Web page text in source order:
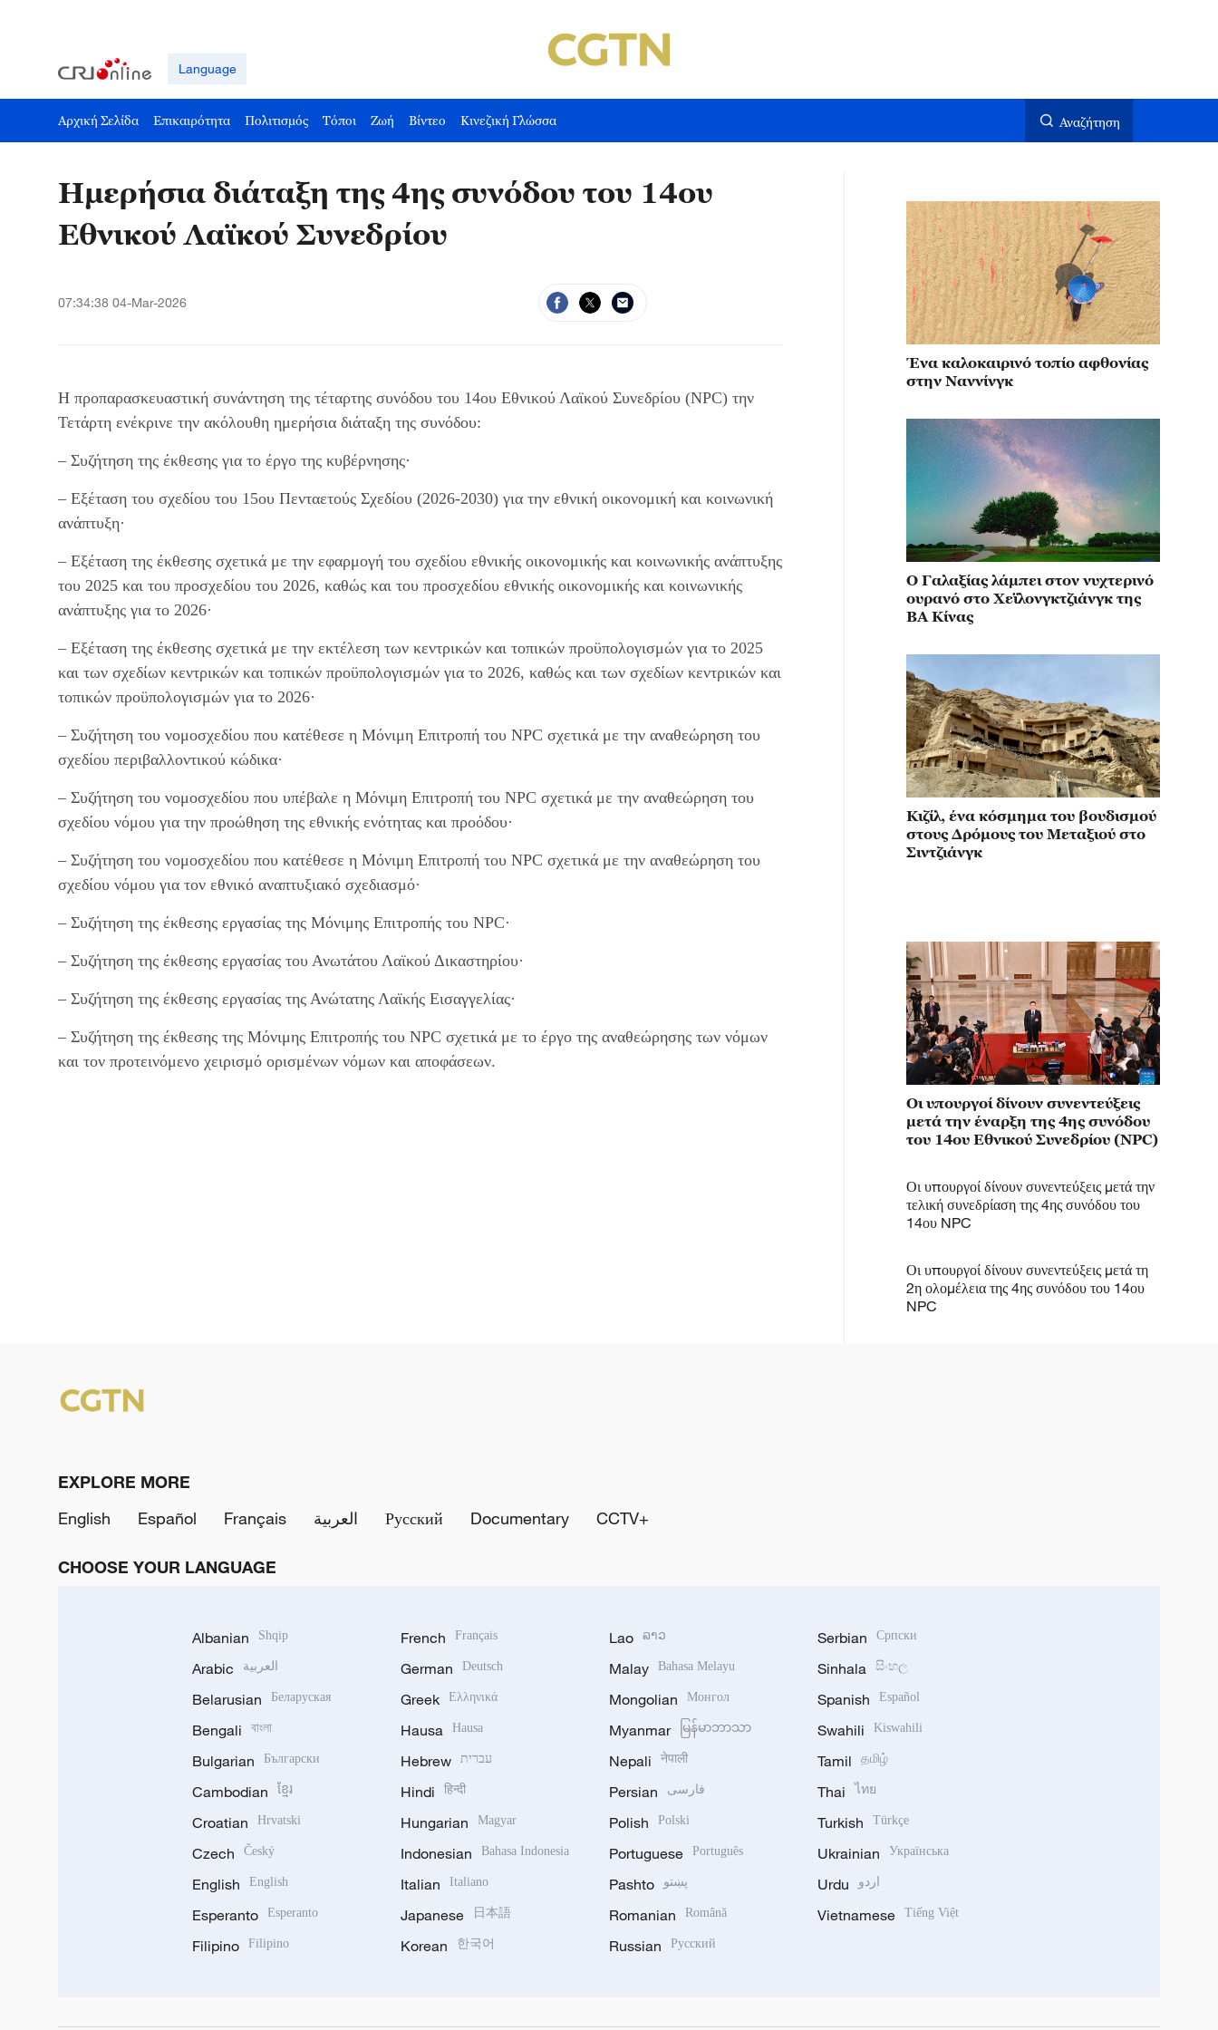
Language
Αρχική Σελίδα Επικαιρότητα Πολιτισμός Τόποι Ζωή Βίντεο Κινεζική Γλώσσα Αναζήτηση
Ημερήσια διάταξη της 4ης συνόδου του 14ου
Εθνικού Λαϊκού Συνεδρίου
07:34:38 04-Mar-2026
Η προπαρασκευαστική συνάντηση της τέταρτης συνόδου του 14ου Εθνικού Λαϊκού Συνεδρίου (NPC) την
Τετάρτη ενέκρινε την ακόλουθη ημερήσια διάταξη της συνόδου:
– Συζήτηση της έκθεσης για το έργο της κυβέρνησης·
– Εξέταση του σχεδίου του 15ου Πενταετούς Σχεδίου (2026-2030) για την εθνική οικονομική και κοινωνική
ανάπτυξη·
– Εξέταση της έκθεσης σχετικά με την εφαρμογή του σχεδίου εθνικής οικονομικής και κοινωνικής ανάπτυξης
του 2025 και του προσχεδίου του 2026, καθώς και του προσχεδίου εθνικής οικονομικής και κοινωνικής
ανάπτυξης για το 2026·
– Εξέταση της έκθεσης σχετικά με την εκτέλεση των κεντρικών και τοπικών προϋπολογισμών για το 2025
και των σχεδίων κεντρικών και τοπικών προϋπολογισμών για το 2026, καθώς και των σχεδίων κεντρικών και
τοπικών προϋπολογισμών για το 2026·
– Συζήτηση του νομοσχεδίου που κατέθεσε η Μόνιμη Επιτροπή του NPC σχετικά με την αναθεώρηση του
σχεδίου περιβαλλοντικού κώδικα·
– Συζήτηση του νομοσχεδίου που υπέβαλε η Μόνιμη Επιτροπή του NPC σχετικά με την αναθεώρηση του
σχεδίου νόμου για την προώθηση της εθνικής ενότητας και προόδου·
– Συζήτηση του νομοσχεδίου που κατέθεσε η Μόνιμη Επιτροπή του NPC σχετικά με την αναθεώρηση του
σχεδίου νόμου για τον εθνικό αναπτυξιακό σχεδιασμό·
– Συζήτηση της έκθεσης εργασίας της Μόνιμης Επιτροπής του NPC·
– Συζήτηση της έκθεσης εργασίας του Ανωτάτου Λαϊκού Δικαστηρίου·
– Συζήτηση της έκθεσης εργασίας της Ανώτατης Λαϊκής Εισαγγελίας·
– Συζήτηση της έκθεσης της Μόνιμης Επιτροπής του NPC σχετικά με το έργο της αναθεώρησης των νόμων
και τον προτεινόμενο χειρισμό ορισμένων νόμων και αποφάσεων.
Ένα καλοκαιρινό τοπίο αφθονίας
στην Ναννίνγκ
Ο Γαλαξίας λάμπει στον νυχτερινό
ουρανό στο Χεϊλονγκτζιάνγκ της
ΒΑ Κίνας
Κιζίλ, ένα κόσμημα του βουδισμού
στους Δρόμους του Μεταξιού στο
Σιντζιάνγκ
Οι υπουργοί δίνουν συνεντεύξεις
μετά την έναρξη της 4ης συνόδου
του 14ου Εθνικού Συνεδρίου (NPC)
Οι υπουργοί δίνουν συνεντεύξεις μετά την
τελική συνεδρίαση της 4ης συνόδου του
14ου NPC
Οι υπουργοί δίνουν συνεντεύξεις μετά τη
2η ολομέλεια της 4ης συνόδου του 14ου
NPC
EXPLORE MORE
English
Español Français العربية Русский Documentary CCTV+
CHOOSE YOUR LANGUAGE
Albanian Shqip
Arabic العربية
Belarusian Беларуская
Bengali বাংলা
Bulgarian Български
Cambodian ខ្មែរ
Croatian Hrvatski
Czech Český
English English
Esperanto Esperanto
Filipino Filipino
French Français
German Deutsch
Greek Ελληνικά
Hausa Hausa
Hebrew עברית
Hindi हिन्दी
Hungarian Magyar
Indonesian Bahasa Indonesia
Italian Italiano
Japanese 日本語
Korean 한국어
Lao ລາວ
Malay Bahasa Melayu
Mongolian Монгол
Myanmar မြန်မာဘာသာ
Nepali नेपाली
Persian فارسی
Polish Polski
Portuguese Português
Pashto پښتو
Romanian Română
Russian Русский
Serbian Српски
Sinhala සිංහල
Spanish Español
Swahili Kiswahili
Tamil தமிழ்
Thai ไทย
Turkish Türkçe
Ukrainian Українська
Urdu اردو
Vietnamese Tiếng Việt